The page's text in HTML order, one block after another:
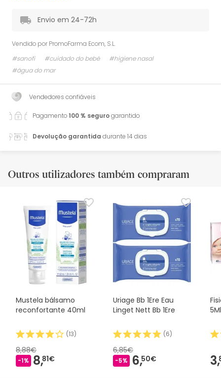
Envio em 24-72h
Vendido por PromoFarma Ecom, S.L.
#sanofi
#cuidado do bebé
#higiene nasal
#água do mar
Vendedores confiáveis
Pagamento100 % segurogarantido
Devolução garantida durante 14 dias
Outros utilizadores também compraram
Mustela bálsamo
reconfortante 40ml
(13)
8,88€
-1% 8,81€
Uriage Bb 1Ere Eau
Linget Nett Bb 1Ere
(6)
6,85€
-5% 6,50€ 3,